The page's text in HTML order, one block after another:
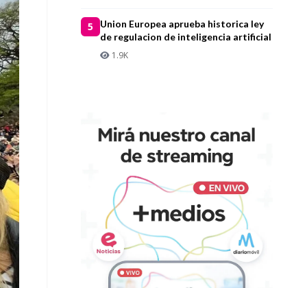
5
Union Europea aprueba historica ley
de regulacion de inteligencia artificial
1.9K